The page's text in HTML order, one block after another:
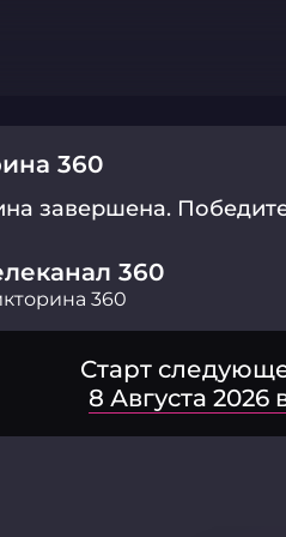
360
завершена.
360
360
Старт
8 Августа 2026